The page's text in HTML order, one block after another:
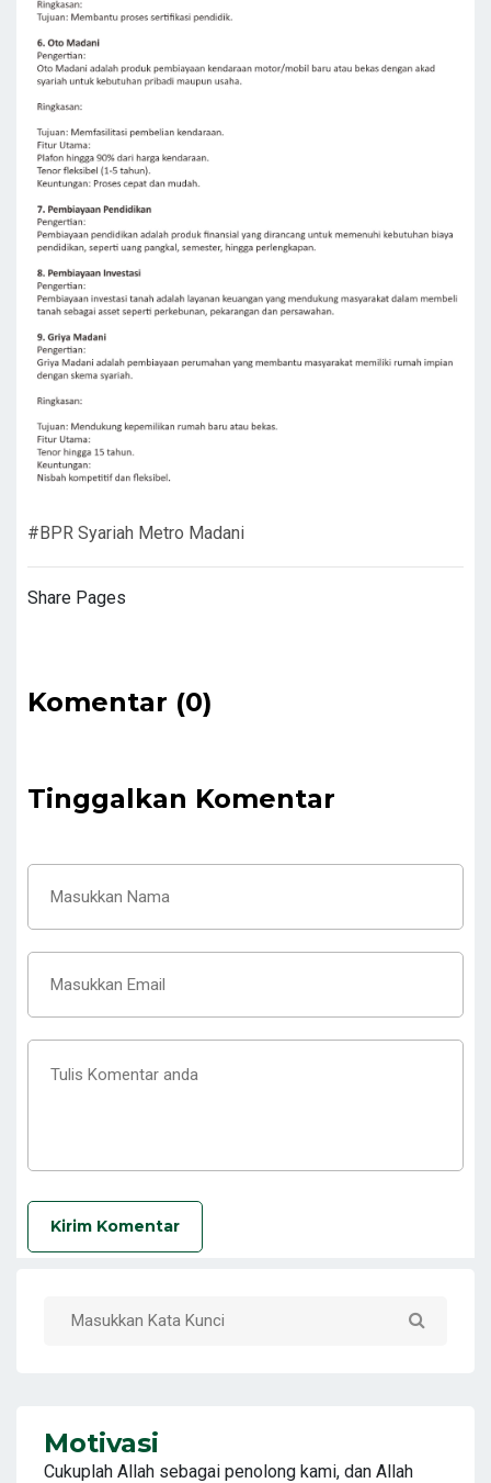
#BPR Syariah Metro Madani
Share Pages
Komentar (0)
Tinggalkan Komentar
Kirim Komentar
Motivasi
Cukuplah Allah sebagai penolong kami, dan Allah